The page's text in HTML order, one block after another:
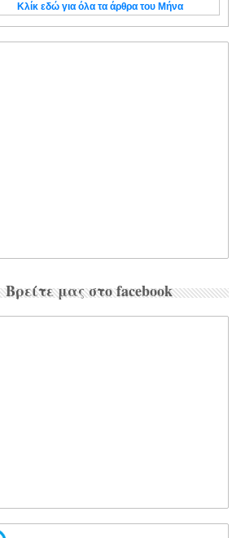
Κλίκ εδώ για όλα τα άρθρα του Μήνα
Βρείτε μας στο facebook